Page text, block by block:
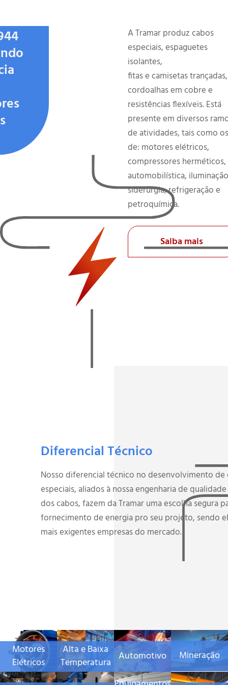
A Tramar produz cabos
especiais, espaguetes
isolantes,
fitas e camisetas trançadas,
cordoalhas em cobre e
resistências flexíveis. Está
presente em diversos
de atividades, tais como os
de: motores elétricos,
compressores herméticos,
automobilística,
siderurgia, refrigeração e
petroquímica.
Saiba mais
Diferencial Técnico
Nosso diferencial técnico no desenvolvimento
especiais, aliados à nossa engenharia de
dos cabos, fazem da Tramar uma escolha segura
fornecimento de energia pro seu projeto, sendo
mais exigentes empresas do mercado.
Motores
Elétricos
Alta e Baixa
Temperatura
Automotivo Mineração